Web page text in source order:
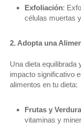
Exfoliación:
células muertas
2. Adopta una
Una dieta equilibrada
impacto significativo
alimentos en tu dieta:
Frutas y
vitaminas y